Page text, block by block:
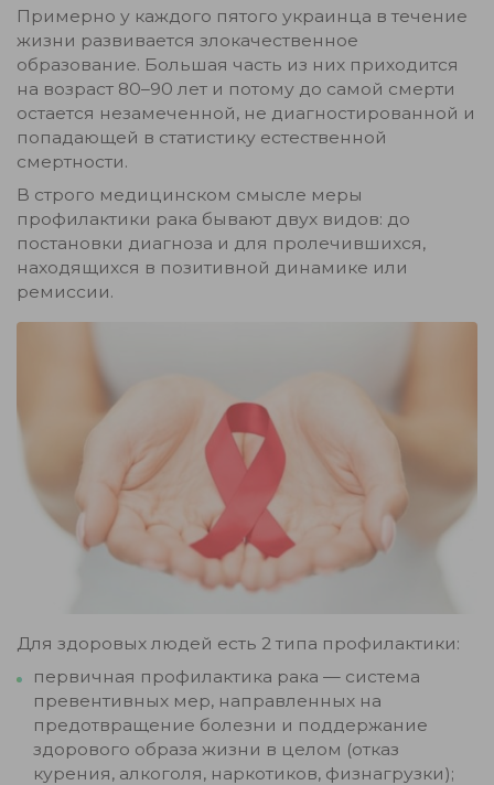
Примерно у каждого пятого украинца в течение
жизни развивается злокачественное
образование. Большая часть из них приходится
на возраст 80–90 лет и потому до самой смерти
остается незамеченной, не диагностированной и
попадающей в статистику естественной
смертности.
В строго медицинском смысле меры
профилактики рака бывают двух видов: до
постановки диагноза и для пролечившихся,
находящихся в позитивной динамике или
ремиссии.
Для здоровых людей есть 2 типа профилактики:
первичная профилактика рака — система
превентивных мер, направленных на
предотвращение болезни и поддержание
здорового образа жизни в целом (отказ
курения, алкоголя, наркотиков, физнагрузки);